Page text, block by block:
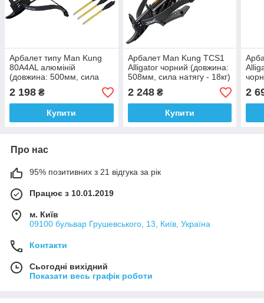
Арбалет типу Man Kung
80A4AL алюміній
(довжина: 500мм, сила
натягу - 18 кг)
2 198 ₴
Купити
Арбалет Man Kung TCS1
Alligator чорний (довжина:
508мм, сила натягу - 18кг)
2 248₴
Купити
2
Про нас
95% позитивних з 21 відгука за рік
Працює з 10.01.2019
м. Київ
09100 бульвар Грушевського, 13, Київ, Україна
Контакти
Сьогодні вихідний
Показати весь графік роботи